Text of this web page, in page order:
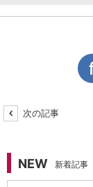
次の記事
NEW 新着記事